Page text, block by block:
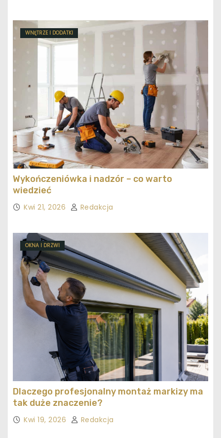
WNĘTRZE I DODATKI
Wykończeniówka i nadzór – co warto
wiedzieć
Kwi 21, 2026 Redakcja
OKNA I DRZWI
Dlaczego profesjonalny montaż markizy ma
tak duże znaczenie?
Kwi 19, 2026 Redakcja